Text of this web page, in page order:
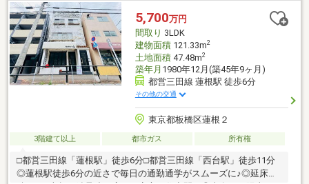
ます。豊島区・板橋区・北区・練馬区の物件情報はアドキャスト
まで！都内に16店舗展開！未公開物件多数！物件探しのお困りの
方はぜひ、アドキャストまで♪
5,700万円
間取り 3LDK
建物面積121.33m2
土地面積47.48m2
築年月 1980年12月(築45年9ヶ月)
都営三田線 蓮根駅 徒歩6分
その他の交通
東京都板橋区蓮根２
3階建て以上 都市ガス 所有権
□都営三田線「蓮根駅」徒歩6分□都営三田線「西台駅」徒歩11分
◎蓮根駅徒歩6分の近さで毎日の通勤通学がスムーズに♪◎延床面